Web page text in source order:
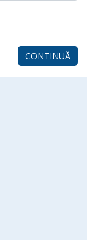
CONTINUĂ